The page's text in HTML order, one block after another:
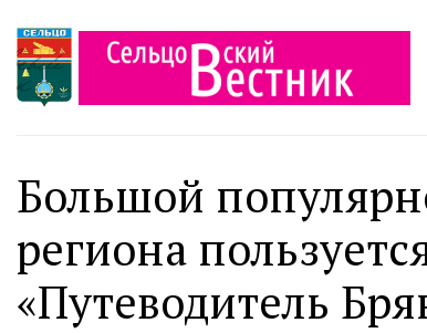
Большой
региона
«Путеводитель